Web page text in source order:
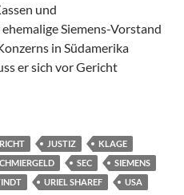
und
Siemens-Vorstand
in Südamerika
er sich vor Gericht
gegen Ex-
JUSTIZ
KLAGE
SEC
SIEMENS
URIEL SHAREF
USA